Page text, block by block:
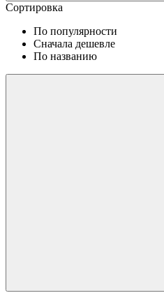
Сортировка
По популярности
Сначала дешевле
По названию